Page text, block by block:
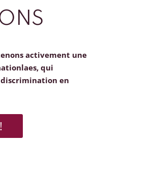
activement une
qui
en